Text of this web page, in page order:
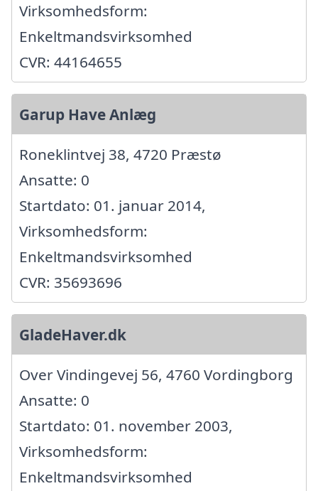
Virksomhedsform:
Enkeltmandsvirksomhed
CVR: 44164655
Garup Have Anlæg
Roneklintvej 38, 4720 Præstø
Ansatte: 0
Startdato: 01. januar 2014,
Virksomhedsform:
Enkeltmandsvirksomhed
CVR: 35693696
GladeHaver.dk
Over Vindingevej 56, 4760 Vordingborg
Ansatte: 0
Startdato: 01. november 2003,
Virksomhedsform:
Enkeltmandsvirksomhed